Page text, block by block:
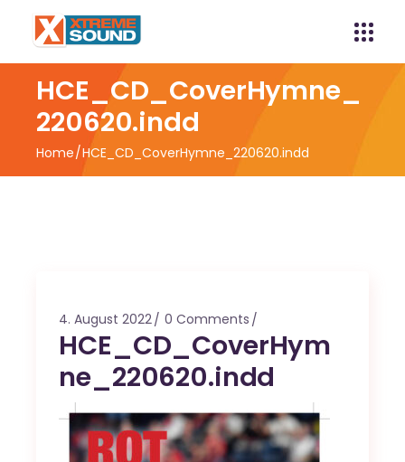
HCE_CD_CoverHymne_
220620.indd
Home HCE_CD_CoverHymne_220620.indd
4. August 2022 0 Comments
HCE_CD_CoverHym
ne_220620.indd